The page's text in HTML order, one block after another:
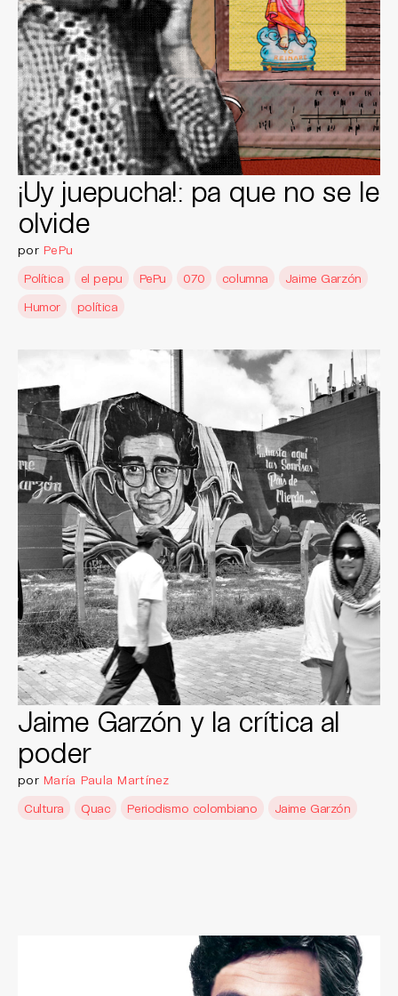
¡Uy juepucha!: pa que no se le
olvide
por PePu
Política
el pepu PePu 070 columna
Jaime Garzón
Humor
política
Jaime Garzón y la crítica al
poder
por María Paula Martínez
Cultura
Quac Periodismo colombiano Jaime Garzón